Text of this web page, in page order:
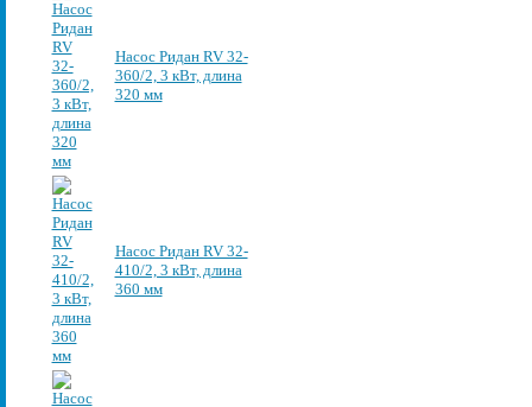
Насос Ридан RV 32-
360/2, 3 кВт, длина
320 мм
Насос Ридан RV 32-
410/2, 3 кВт, длина
360 мм